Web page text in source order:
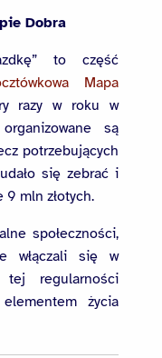
Dobra
to część
Mapa
razy w roku w
są
potrzebujących
się zebrać i
9 mln złotych.
społeczności,
włączali się w
tej regularności
życia